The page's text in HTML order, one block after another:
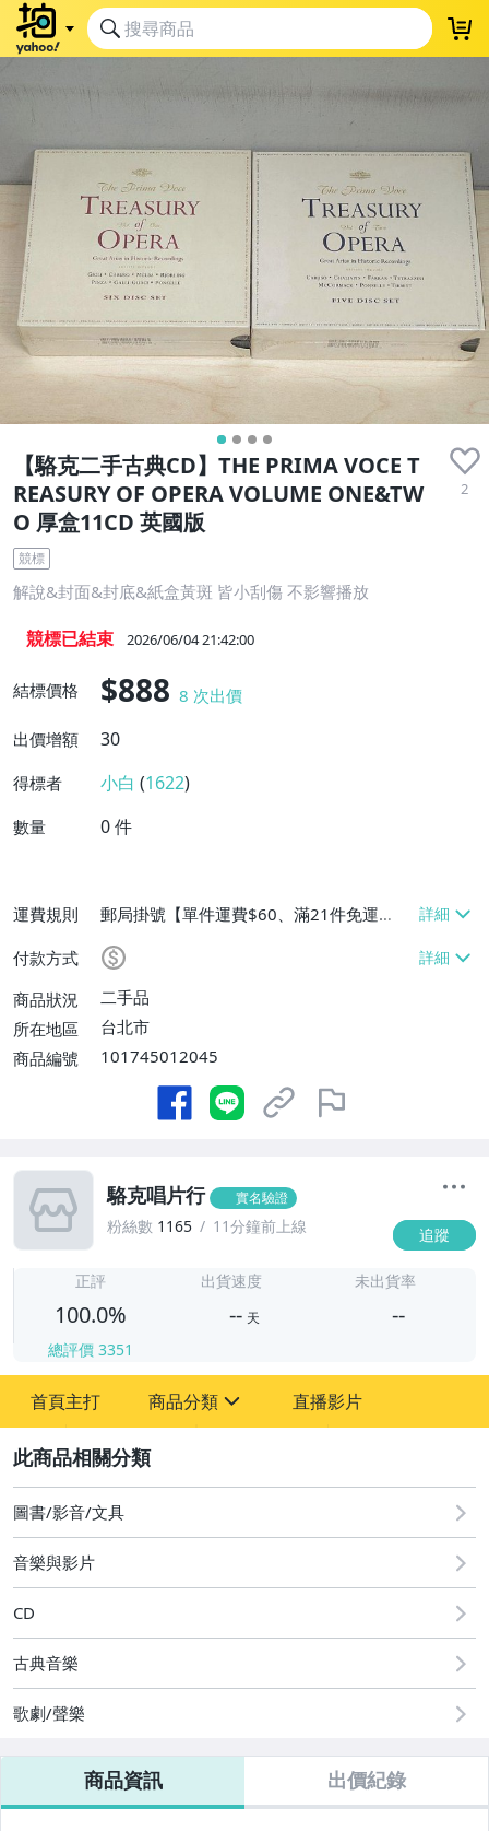
【駱克二手古典CD】THE PRIMA VOCE T
REASURY OF OPERA VOLUME ONE&TW
O 厚盒11CD 英國版
2
競標
解說&封面&封底&紙盒黃斑 皆小刮傷 不影響播放
競標已結束 2026/06/04 21:42:00
結標價格 $888 8 次出價
出價增額
30
得標者 小白 (1622)
數量 0件
運費規則
郵局掛號【單件運費$60、滿21件免運
費】、大型/超重物品運送【單件運費$80、
滿21件免運費】、面交/自取/不寄送【免運
費】、跨國寄送【單件運費$170、消費滿
$100000免運費】
付款方式
商品狀況
二手品
所在地區
台北市
商品編號
101745012045
駱克唱片行 實名驗證
粉絲數 1165 11分鐘前上線 追蹤
正評
100.0%
總評價 3351
出貨速度
-- 天
未出貨率
--
首頁主打 商品分類
圖書/影音/文具
玩具、模型與公仔
直播影片
圖書/影音/文具
音樂與影片
CD
古典音樂
歌劇/聲樂
商品資訊 出價紀錄